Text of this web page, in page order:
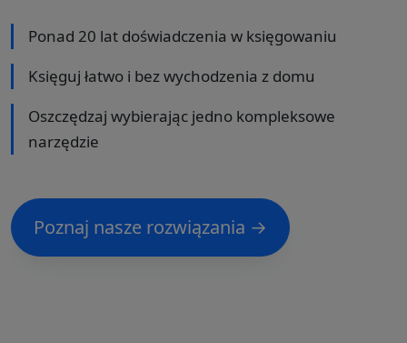
Ponad 20 lat doświadczenia w księgowaniu
Księguj łatwo i bez wychodzenia z domu
Oszczędzaj wybierając jedno kompleksowe
narzędzie
Poznaj nasze rozwiązania →